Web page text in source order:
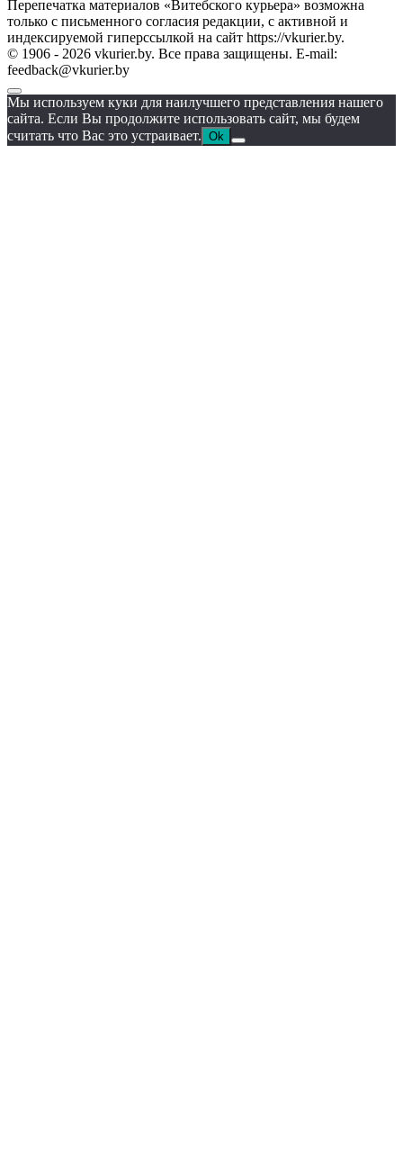
Перепечатка материалов «Витебского курьера» возможна
только с письменного согласия редакции, с активной и
индексируемой гиперссылкой на сайт https://vkurier.by.
© 1906 - 2026 vkurier.by. Все права защищены. E-mail:
feedback@vkurier.by
Мы используем куки для наилучшего представления нашего
сайта. Если Вы продолжите использовать сайт, мы будем
считать что Вас это устраивает. Ok